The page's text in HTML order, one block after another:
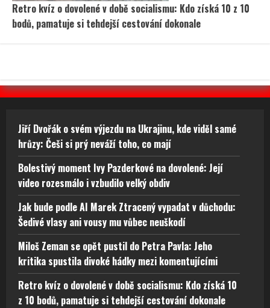
Retro kvíz o dovolené v době socialismu: Kdo získá 10 z 10
bodů, pamatuje si tehdejší cestování dokonale
Jiří Dvořák o svém výjezdu na Ukrajinu, kde viděl samé
hrůzy: Češi si prý neváží toho, co mají
Bolestivý moment Ivy Pazderkové na dovolené: Její
video rozesmálo i vzbudilo velký obdiv
Jak bude podle AI Marek Ztracený vypadat v důchodu:
Šedivé vlasy ani vousy mu vůbec neuškodí
Miloš Zeman se opět pustil do Petra Pavla: Jeho
kritika spustila divoké hádky mezi komentujícími
Retro kvíz o dovolené v době socialismu: Kdo získá 10
z 10 bodů, pamatuje si tehdejší cestování dokonale